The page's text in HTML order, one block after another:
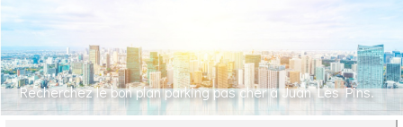
Recherchez le bon plan parking pas cher à Juan Les Pins.